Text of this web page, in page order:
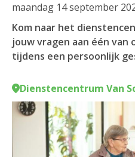
maandag 14 september
Kom naar het
jouw vragen aan één
tijdens een persoonlijk
Dienstencentrum Van